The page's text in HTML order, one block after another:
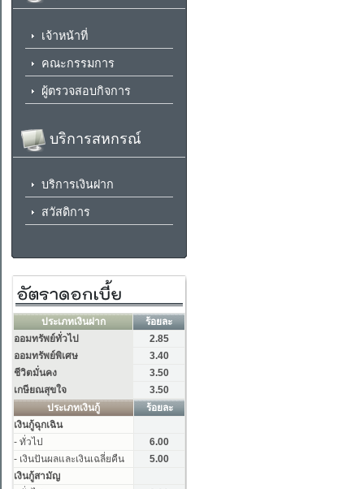
เจ้าหน้าที่
คณะกรรมการ
ผู้ตรวจสอบกิจการ
บริการสหกรณ์
บริการเงินฝาก
สวัสดิการ